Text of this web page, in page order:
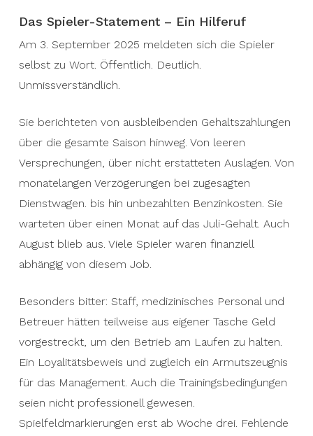
Das Spieler-Statement – Ein Hilferuf
Am 3. September 2025 meldeten sich die Spieler
selbst zu Wort. Öffentlich. Deutlich.
Unmissverständlich.
Sie berichteten von ausbleibenden Gehaltszahlungen
über die gesamte Saison hinweg. Von leeren
Versprechungen, über nicht erstatteten Auslagen. Von
monatelangen Verzögerungen bei zugesagten
Dienstwagen. bis hin unbezahlten Benzinkosten. Sie
warteten über einen Monat auf das Juli-Gehalt. Auch
August blieb aus. Viele Spieler waren finanziell
abhängig von diesem Job.
Besonders bitter: Staff, medizinisches Personal und
Betreuer hätten teilweise aus eigener Tasche Geld
vorgestreckt, um den Betrieb am Laufen zu halten.
Ein Loyalitätsbeweis und zugleich ein Armutszeugnis
für das Management. Auch die Trainingsbedingungen
seien nicht professionell gewesen.
Spielfeldmarkierungen erst ab Woche drei. Fehlende